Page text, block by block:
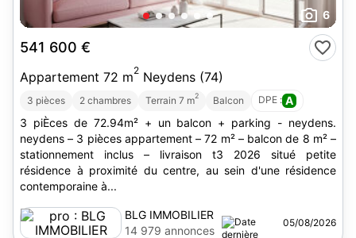
6
541 600 €
Appartement 72 m2 Neydens (74)
3 pièces 2 chambres Terrain 7 m2 Balcon DPE : A
3 piÈces de 72.94m² + un balcon + parking - neydens.
neydens – 3 pièces appartement – 72 m² – balcon de 8 m² –
stationnement inclus – livraison t3 2026 situé petite
résidence à proximité du centre, au sein d'une résidence
contemporaine à...
BLG IMMOBILIER
14 979 annonces
05/08/2026